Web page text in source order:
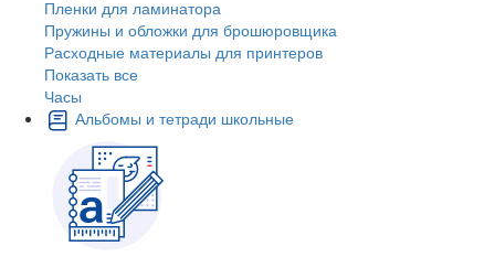
Пленки для ламинатора
Пружины и обложки для брошюровщика
Расходные материалы для принтеров
Показать все
Часы
Альбомы и тетради школьные